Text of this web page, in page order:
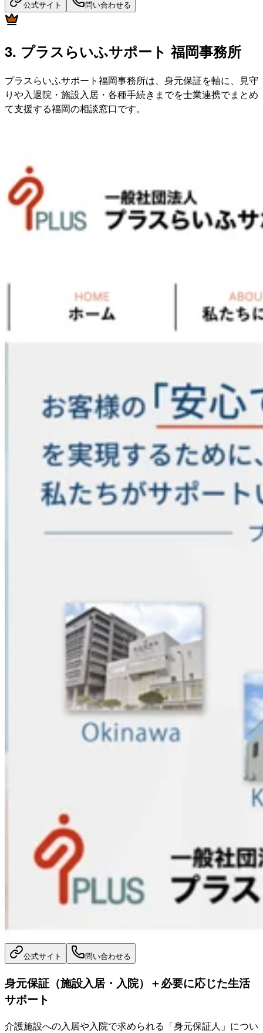
公式サイト 問い合わせる
3. プラスらいふサポート 福岡事務所
プラスらいふサポート福岡事務所は、身元保証を軸に、見守
りや入退院・施設入居・各種手続きまでを士業連携でまとめ
て支援する福岡の相談窓口です。
公式サイト 問い合わせる
身元保証（施設入居・入院）＋必要に応じた生活
サポート
介護施設への入居や入院で求められる「身元保証人」につい